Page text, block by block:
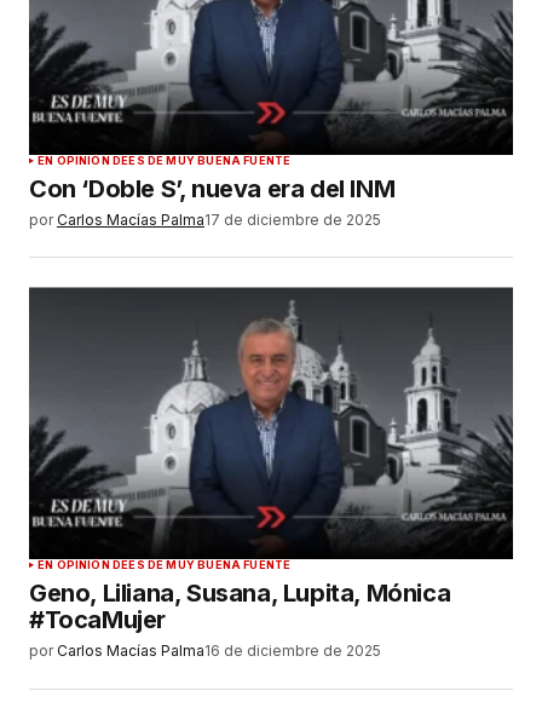
EN OPINIÓN DEES DE MUY BUENA FUENTE
Con ‘Doble S’, nueva era del INM
por Carlos Macías Palma17 de diciembre de 2025
EN OPINIÓN DEES DE MUY BUENA FUENTE
Geno, Liliana, Susana, Lupita, Mónica
#TocaMujer
por Carlos Macías Palma16 de diciembre de 2025